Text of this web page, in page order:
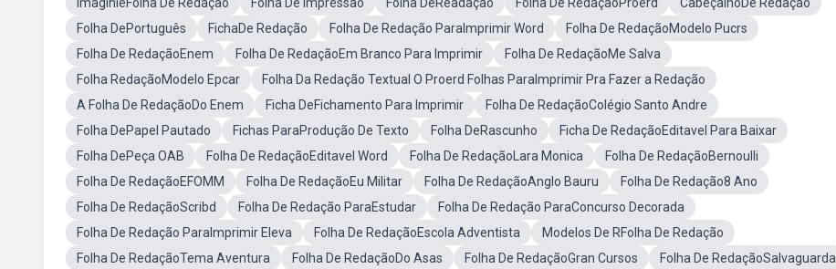
Folha DePortuguês
FichaDe Redação Folha De Redação ParaImprimir Word
Folha De RedaçãoModelo Pucrs
Folha De RedaçãoEnem
Folha De RedaçãoEm Branco Para Imprimir
Folha De RedaçãoMe Salva
Folha RedaçãoModelo Epcar
Folha Da Redação Textual O Proerd Folhas ParaImprimir Pra Fazer a Redação
A Folha De RedaçãoDo Enem
Ficha DeFichamento Para Imprimir
Folha De RedaçãoColégio Santo Andre
Folha DePapel Pautado
Fichas ParaProdução De Texto Folha DeRascunho
Ficha De RedaçãoEditavel Para Baixar
Folha DePeça OAB
Folha De RedaçãoEditavel Word Folha De RedaçãoLara Monica
Folha De RedaçãoBernoulli
Folha De RedaçãoEFOMM
Folha De RedaçãoEu Militar Folha De RedaçãoAnglo Bauru
Folha De Redação8 Ano
Folha De RedaçãoScribd
Folha De Redação ParaEstudar
Folha De Redação ParaConcurso Decorada
Folha De Redação ParaImprimir Eleva
Folha De RedaçãoEscola Adventista
Modelos De RFolha De Redação
Folha De RedaçãoTema Aventura
Folha De RedaçãoDo Asas Folha De RedaçãoGran Cursos
Folha De RedaçãoSalvaguarda